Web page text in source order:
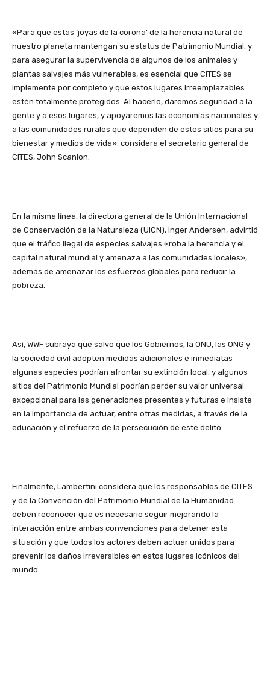
«Para que estas ‘joyas de la corona’ de la herencia natural de
nuestro planeta mantengan su estatus de Patrimonio Mundial, y
para asegurar la supervivencia de algunos de los animales y
plantas salvajes más vulnerables, es esencial que CITES se
implemente por completo y que estos lugares irreemplazables
estén totalmente protegidos. Al hacerlo, daremos seguridad a la
gente y a esos lugares, y apoyaremos las economías nacionales y
a las comunidades rurales que dependen de estos sitios para su
bienestar y medios de vida», considera el secretario general de
CITES, John Scanlon.
En la misma línea, la directora general de la Unión Internacional
de Conservación de la Naturaleza (UICN), Inger Andersen, advirtió
que el tráfico ilegal de especies salvajes «roba la herencia y el
capital natural mundial y amenaza a las comunidades locales»,
además de amenazar los esfuerzos globales para reducir la
pobreza.
Así, WWF subraya que salvo que los Gobiernos, la ONU, las ONG y
la sociedad civil adopten medidas adicionales e inmediatas
algunas especies podrían afrontar su extinción local, y algunos
sitios del Patrimonio Mundial podrían perder su valor universal
excepcional para las generaciones presentes y futuras e insiste
en la importancia de actuar, entre otras medidas, a través de la
educación y el refuerzo de la persecución de este delito.
Finalmente, Lambertini considera que los responsables de CITES
y de la Convención del Patrimonio Mundial de la Humanidad
deben reconocer que es necesario seguir mejorando la
interacción entre ambas convenciones para detener esta
situación y que todos los actores deben actuar unidos para
prevenir los daños irreversibles en estos lugares icónicos del
mundo.